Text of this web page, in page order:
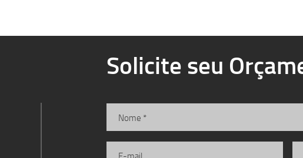
Solicite seu